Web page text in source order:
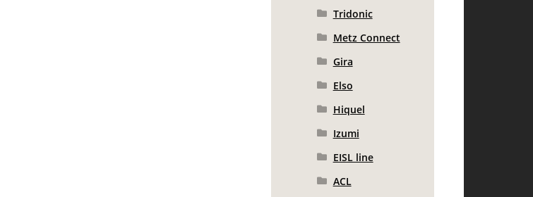
Tridonic
Metz Connect
Gira
Elso
Hiquel
Izumi
EISL line
ACL